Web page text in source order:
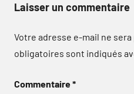
Laisser un commentaire
Votre adresse e-mail ne sera
obligatoires sont indiqués
Commentaire*